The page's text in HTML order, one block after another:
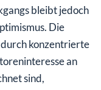
bleibt jedoch
Die
konzentrierte
an
sind,